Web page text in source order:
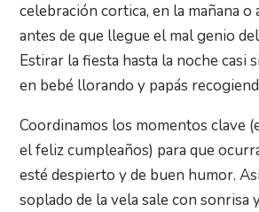
celebración cortica, en la mañana o
antes de que llegue el mal genio
Estirar la fiesta hasta la noche casi
en bebé llorando y papás
Coordinamos los momentos clave
el feliz cumpleaños) para que
esté despierto y de buen humor.
soplado de la vela sale con sonrisa